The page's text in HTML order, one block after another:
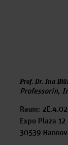
Prof. Dr. Ina
Professorin,
Raum: 2E.4.02
Expo Plaza 12
30539